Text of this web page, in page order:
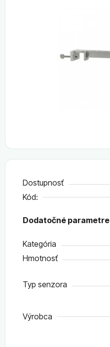
Dostupnosť
Kód:
Dodatočné parametre
Kategória
Hmotnosť
Typ senzora
Výrobca